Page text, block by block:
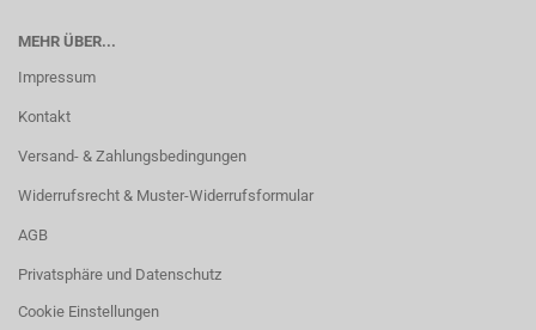
MEHR ÜBER...
Impressum
Kontakt
Versand- & Zahlungsbedingungen
Widerrufsrecht & Muster-Widerrufsformular
AGB
Privatsphäre und Datenschutz
Cookie Einstellungen